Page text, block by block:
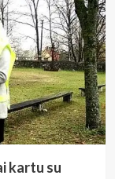
kartu su